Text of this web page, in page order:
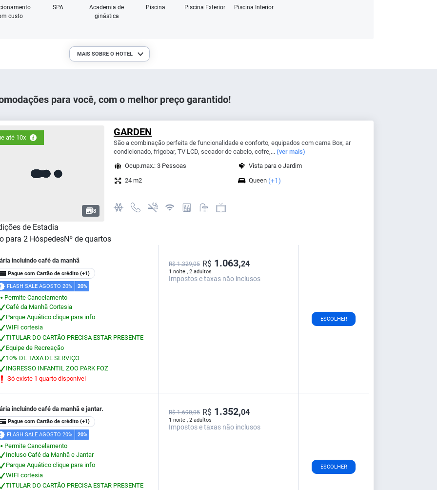
custo
SPA
Academia de
ginástica
Piscina Piscina Exterior Piscina Interior
MAIS SOBRE O HOTEL
para você, com o melhor preço garantido!
até 10x
8
GARDEN
São a combinação perfeita de funcionalidade e conforto, equipados com cama Box, ar
condicionado, frigobar, TV LCD, secador de cabelo, cofre,... (ver mais)
Ocup.max.: 3 Pessoas
Vista para o Jardim
24 m2
Queen (+1)
de Estadia
para 2 HóspedesNº de quartos
incluindo café da manhã
Pague com Cartão de crédito (+1)
FLASH SALE AGOSTO 20% 20%
⬤
Permite Cancelamento
Café da Manhã Cortesia
Parque Aquático clique para info
WIFI cortesia
TITULAR DO CARTÃO PRECISA ESTAR PRESENTE
Equipe de Recreação
10% DE TAXA DE SERVIÇO
INGRESSO INFANTIL ZOO PARK FOZ
Só existe 1 quarto disponível
1 noite , 2 adultos
R$ 1.329,05 R$ 1.063,24
Impostos e taxas não inclusos
ESCOLHER
incluindo café da manhã e jantar.
Pague com Cartão de crédito (+1)
FLASH SALE AGOSTO 20% 20%
⬤
Permite Cancelamento
Incluso Café da Manhã e Jantar
Parque Aquático clique para info
WIFI cortesia
TITULAR DO CARTÃO PRECISA ESTAR PRESENTE
1 noite , 2 adultos
R$ 1.690,05 R$ 1.352,04
Impostos e taxas não inclusos
ESCOLHER